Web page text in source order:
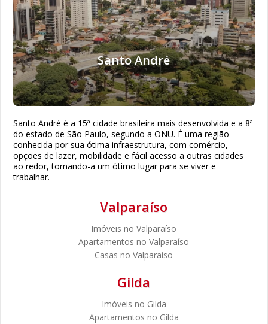
Santo André
Santo André é a 15ª cidade brasileira mais desenvolvida e a 8ª
do estado de São Paulo, segundo a ONU. É uma região
conhecida por sua ótima infraestrutura, com comércio,
opções de lazer, mobilidade e fácil acesso a outras cidades
ao redor, tornando-a um ótimo lugar para se viver e
trabalhar.
Valparaíso
Imóveis no Valparaíso
Apartamentos no Valparaíso
Casas no Valparaíso
Gilda
Imóveis no Gilda
Apartamentos no Gilda